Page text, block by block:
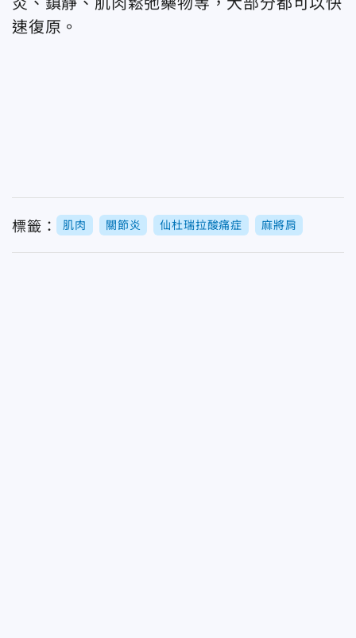
速復原。
標籤： 肌肉 關節炎 仙杜瑞拉酸痛症 麻將肩